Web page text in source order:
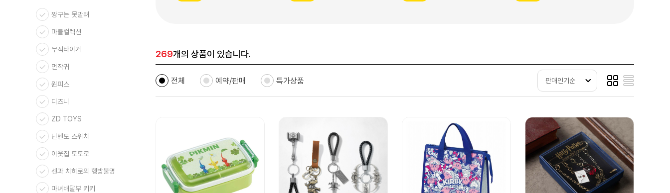
짱구는 못말려
마블컬렉션
무직타이거
먼작귀
원피스
디즈니
ZD TOYS
닌텐도 스위치
이웃집 토토로
센과 치히로의 행방불명
마녀배달부 키키
269개의 상품이 있습니다.
전체 예약/판매 특가상품 판매인기순